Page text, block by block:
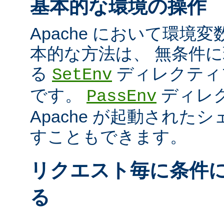
基本的な環境の操作
Apache において環境変
本的な方法は、 無条件
る SetEnv ディレクテ
です。 PassEnv ディレ
Apache が起動されたシ
すこともできます。
リクエスト毎に条件
る